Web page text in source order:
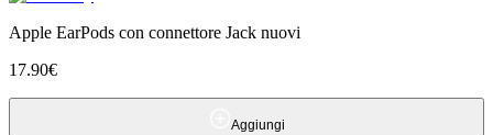
Apple EarPods con connettore Jack nuovi
17.90€
Aggiungi